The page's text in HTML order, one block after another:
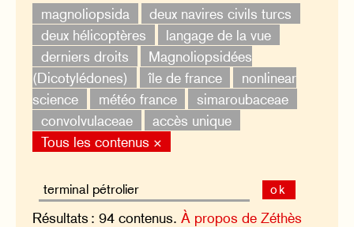
magnoliopsida
deux navires civils turcs
deux hélicoptères
langage de la vue
derniers droits
Magnoliopsidées
(Dicotylédones)
île de france
nonlinear
science
météo france
simaroubaceae
convolvulaceae
accès unique
Tous les contenus ×
ok
Résultats : 94 contenus.À propos de Zéthès